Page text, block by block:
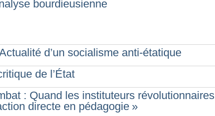
bourdieusienne
d’un socialisme anti-étatique
de l’État
: Quand les instituteurs révolutionnaires
directe en pédagogie »